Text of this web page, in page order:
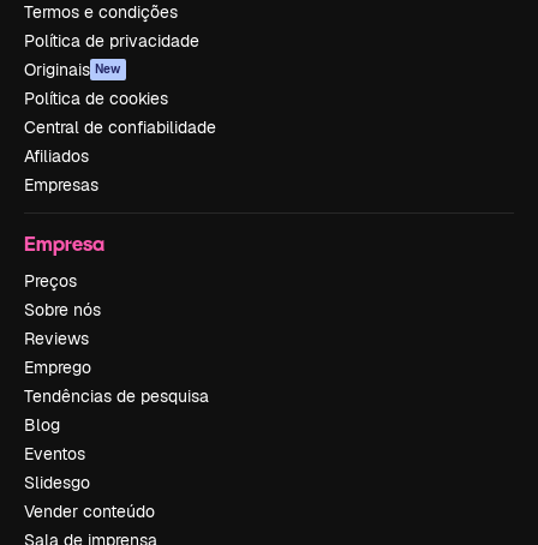
Termos e condições
Política de privacidade
Originais New
Política de cookies
Central de confiabilidade
Afiliados
Empresas
Empresa
Preços
Sobre nós
Reviews
Emprego
Tendências de pesquisa
Blog
Eventos
Slidesgo
Vender conteúdo
Sala de imprensa